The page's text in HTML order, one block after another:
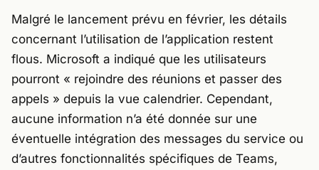
Malgré le lancement prévu en février, les détails
concernant l’utilisation de l’application restent
flous. Microsoft a indiqué que les utilisateurs
pourront « rejoindre des réunions et passer des
appels » depuis la vue calendrier. Cependant,
aucune information n’a été donnée sur une
éventuelle intégration des messages du service ou
d’autres fonctionnalités spécifiques de Teams,